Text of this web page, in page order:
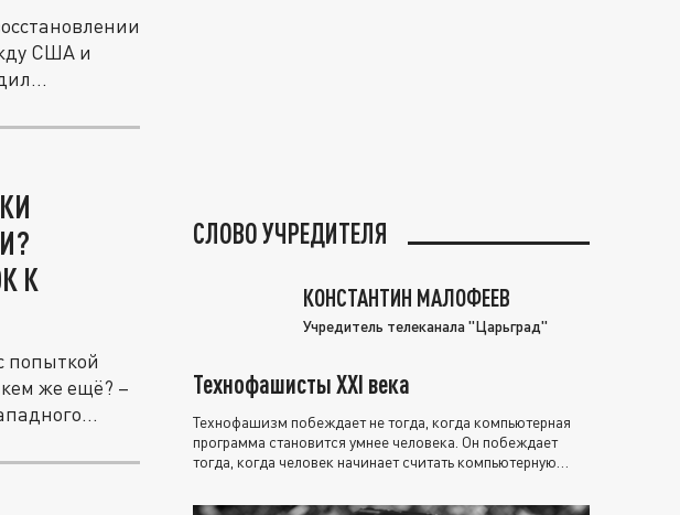
США и
К
попыткой
же ещё? –
СЛОВО УЧРЕДИТЕЛЯ
КОНСТАНТИН МАЛОФЕЕВ
Учредитель телеканала "Царьград"
Технофашисты XXI века
Технофашизм побеждает не тогда, когда компьютерная
программа становится умнее человека. Он побеждает
тогда, когда человек начинает считать компьютерную